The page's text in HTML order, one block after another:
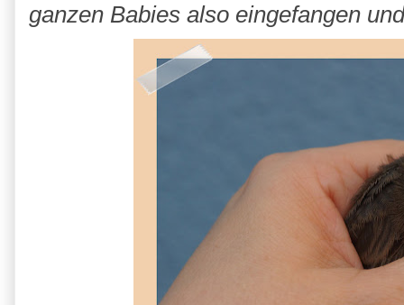
ganzen Babies also eingefangen